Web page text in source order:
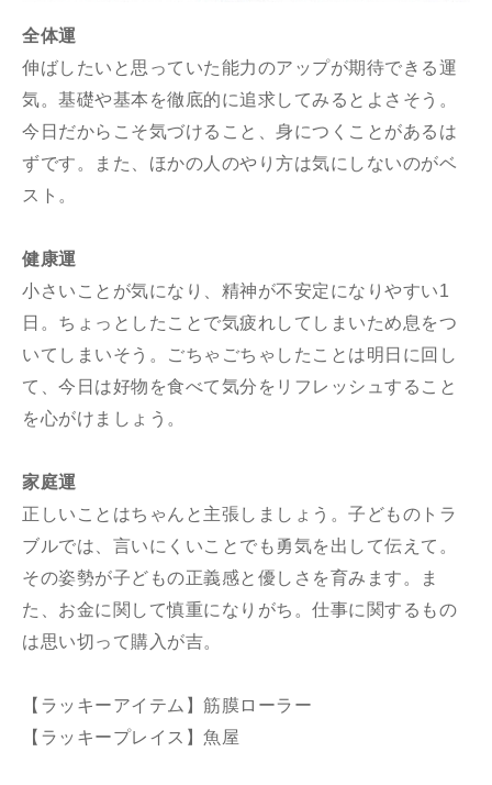
全体運
伸ばしたいと思っていた能力のアップが期待できる運
気。基礎や基本を徹底的に追求してみるとよさそう。
今日だからこそ気づけること、身につくことがあるは
ずです。また、ほかの人のやり方は気にしないのがベ
スト。
健康運
小さいことが気になり、精神が不安定になりやすい1
日。ちょっとしたことで気疲れしてしまいため息をつ
いてしまいそう。ごちゃごちゃしたことは明日に回し
て、今日は好物を食べて気分をリフレッシュすること
を心がけましょう。
家庭運
正しいことはちゃんと主張しましょう。子どものトラ
ブルでは、言いにくいことでも勇気を出して伝えて。
その姿勢が子どもの正義感と優しさを育みます。ま
た、お金に関して慎重になりがち。仕事に関するもの
は思い切って購入が吉。
【ラッキーアイテム】筋膜ローラー
【ラッキープレイス】魚屋